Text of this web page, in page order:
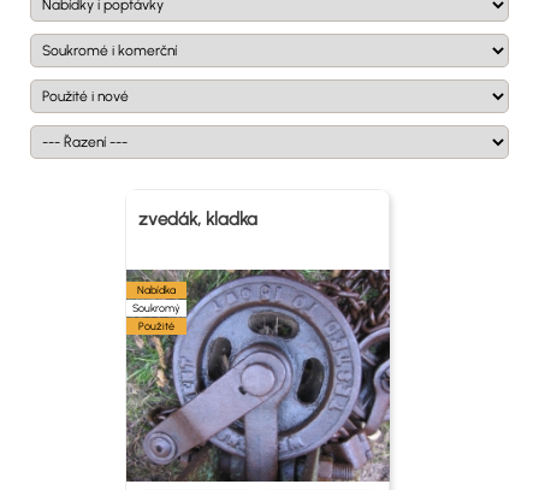
zvedák, kladka
Nabídka
Soukromý
Použité